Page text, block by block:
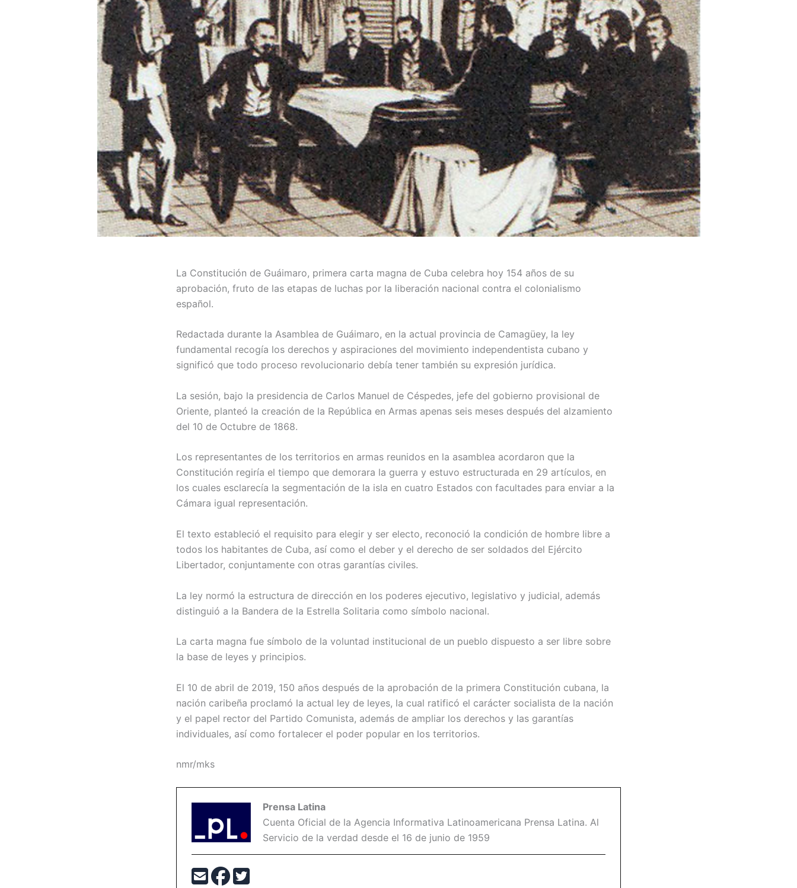
La Constitución de Guáimaro, primera carta magna de Cuba celebra hoy 154 años de su
aprobación, fruto de las etapas de luchas por la liberación nacional contra el colonialismo
español.
Redactada durante la Asamblea de Guáimaro, en la actual provincia de Camagüey, la ley
fundamental recogía los derechos y aspiraciones del movimiento independentista cubano y
significó que todo proceso revolucionario debía tener también su expresión jurídica.
La sesión, bajo la presidencia de Carlos Manuel de Céspedes, jefe del gobierno provisional de
Oriente, planteó la creación de la República en Armas apenas seis meses después del alzamiento
del 10 de Octubre de 1868.
Los representantes de los territorios en armas reunidos en la asamblea acordaron que la
Constitución regiría el tiempo que demorara la guerra y estuvo estructurada en 29 artículos, en
los cuales esclarecía la segmentación de la isla en cuatro Estados con facultades para enviar a la
Cámara igual representación.
El texto estableció el requisito para elegir y ser electo, reconoció la condición de hombre libre a
todos los habitantes de Cuba, así como el deber y el derecho de ser soldados del Ejército
Libertador, conjuntamente con otras garantías civiles.
La ley normó la estructura de dirección en los poderes ejecutivo, legislativo y judicial, además
distinguió a la Bandera de la Estrella Solitaria como símbolo nacional.
La carta magna fue símbolo de la voluntad institucional de un pueblo dispuesto a ser libre sobre
la base de leyes y principios.
El 10 de abril de 2019, 150 años después de la aprobación de la primera Constitución cubana, la
nación caribeña proclamó la actual ley de leyes, la cual ratificó el carácter socialista de la nación
y el papel rector del Partido Comunista, además de ampliar los derechos y las garantías
individuales, así como fortalecer el poder popular en los territorios.
nmr/mks
Prensa Latina
Cuenta Oficial de la Agencia Informativa Latinoamericana Prensa Latina. Al
Servicio de la verdad desde el 16 de junio de 1959